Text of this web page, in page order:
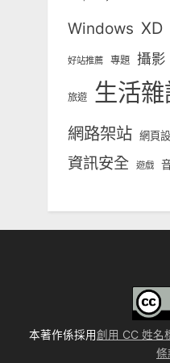
Windows XD
好站推薦 專題 攝影
旅遊 生活雜
網路架站 網頁
資訊安全 遊戲
本著作係採用創用 CC 姓名
條